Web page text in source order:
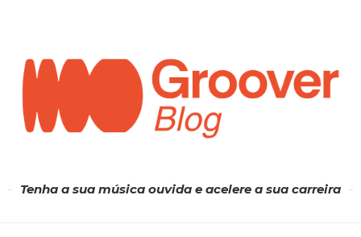
Tenha a sua música ouvida e acelere a sua carreira